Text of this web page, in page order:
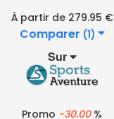
À partir de 279.95 €
Comparer (1)
Sur
Promo -30.00%